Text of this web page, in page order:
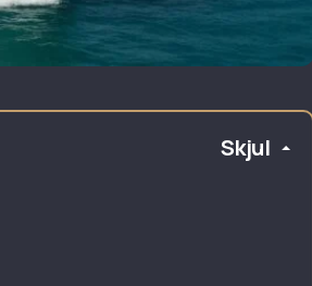
Skjul